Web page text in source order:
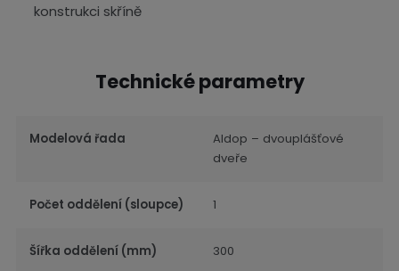
konstrukci skříně
Technické parametry
Modelová řada
Aldop – dvouplášťové
dveře
Počet oddělení (sloupce) 1
Šířka oddělení (mm) 300